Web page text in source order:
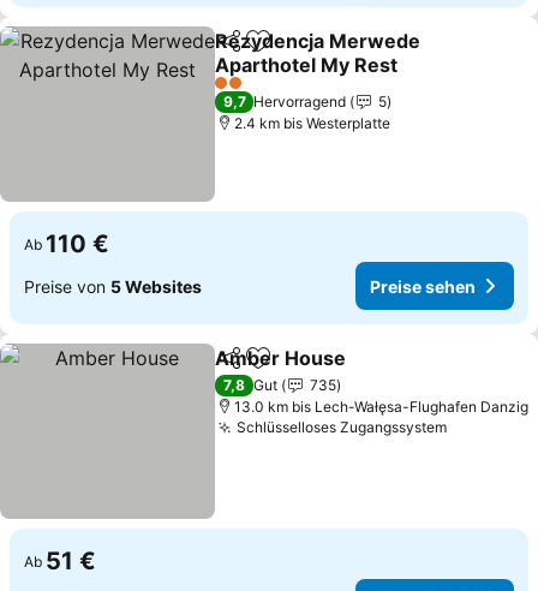
TeilenZu Favoriten hinzufügen
Rezydencja Merwede
Aparthotel My Rest
2 Sterne
9,7 Hervorragend
5
2.4 km bis Westerplatte
Ab 110 €
Preise von 5 Websites Preise sehen
TeilenZu Favoriten hinzufügen
Amber House
7,8 Gut
735
13.0 km bis Lech-Wałęsa-Flughafen Danzig
Schlüsselloses Zugangssystem
Ab 51 €